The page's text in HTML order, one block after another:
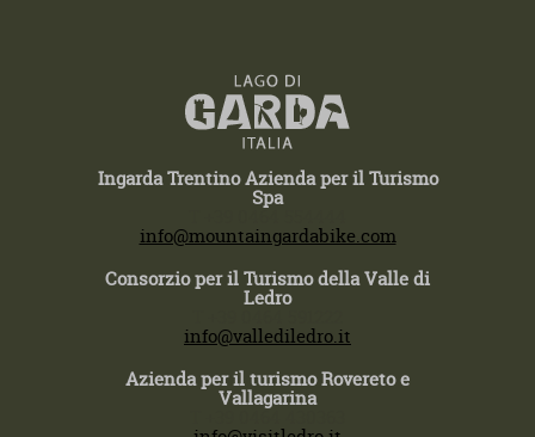
Ingarda Trentino Azienda per il Turismo
Spa
info@mountaingardabike.com
Consorzio per il Turismo della Valle di
Ledro
info@vallediledro.it
Azienda per il turismo Rovereto e
Vallagarina